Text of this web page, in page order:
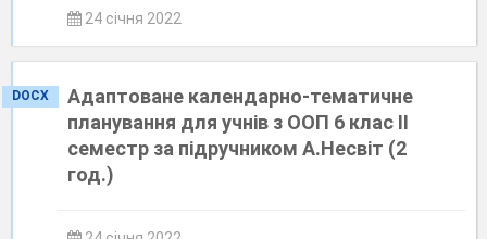
24 січня 2022
DOCX
Адаптоване календарно-тематичне
планування для учнів з ООП 6 клас ІІ
семестр за підручником А.Несвіт (2
год.)